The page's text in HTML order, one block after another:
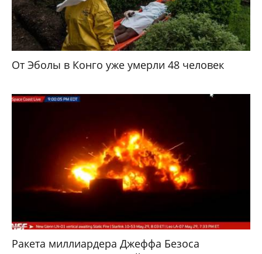
От Эболы в Конго уже умерли 48 человек
Ракета миллиардера Джеффа Безоса